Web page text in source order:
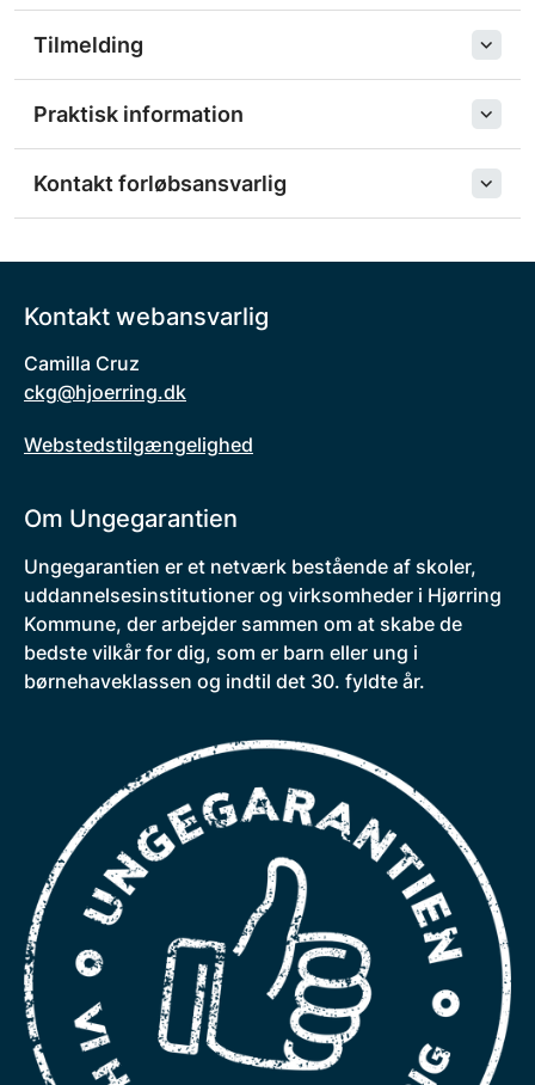
Tilmelding
Praktisk information
Kontakt forløbsansvarlig
Kontakt webansvarlig
Camilla Cruz
ckg@hjoerring.dk
Webstedstilgængelighed
Om Ungegarantien
Ungegarantien er et netværk bestående af skoler,
uddannelsesinstitutioner og virksomheder i Hjørring
Kommune, der arbejder sammen om at skabe de
bedste vilkår for dig, som er barn eller ung i
børnehaveklassen og indtil det 30. fyldte år.